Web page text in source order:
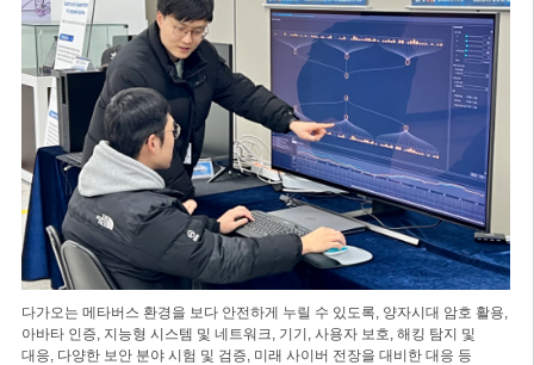
다가오는 메타버스 환경을 보다 안전하게 누릴 수 있도록, 양자시대 암호 활용,
아바타 인증, 지능형 시스템 및 네트워크, 기기, 사용자 보호, 해킹 탐지 및
대응, 다양한 보안 분야 시험 및 검증, 미래 사이버 전장을 대비한 대응 등